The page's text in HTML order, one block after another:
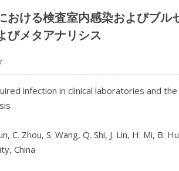
おける検査室内感染およびブ
びメタアナリシス
infection in clinical laboratories and
C. Zhou, S. Wang, Q. Shi, J. Lin, H. Mi, B.
China